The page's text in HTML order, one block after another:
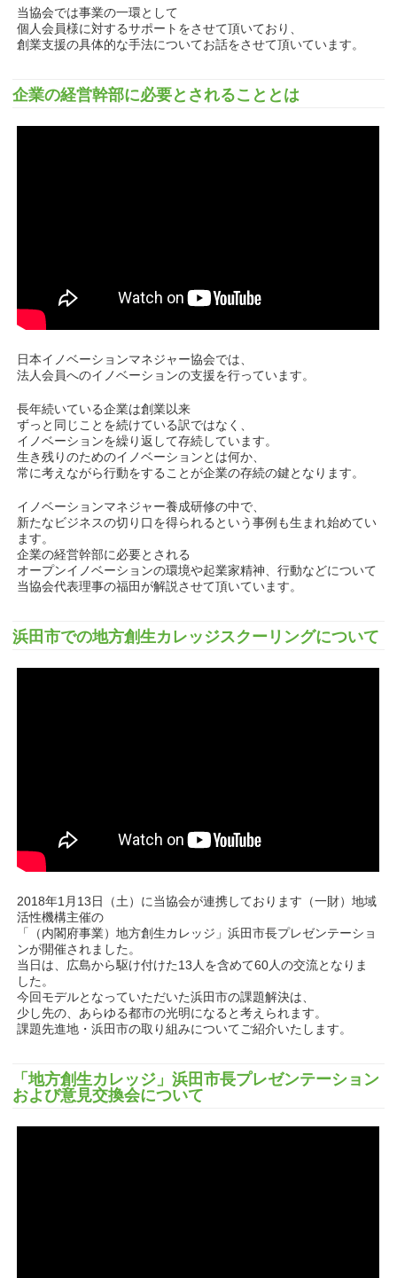
当協会では事業の一環として
個人会員様に対するサポートをさせて頂いており、
創業支援の具体的な手法についてお話をさせて頂いています。
企業の経営幹部に必要とされることとは
日本イノベーションマネジャー協会では、
法人会員へのイノベーションの支援を行っています。
長年続いている企業は創業以来
ずっと同じことを続けている訳ではなく、
イノベーションを繰り返して存続しています。
生き残りのためのイノベーションとは何か、
常に考えながら行動をすることが企業の存続の鍵となります。
イノベーションマネジャー養成研修の中で、
新たなビジネスの切り口を得られるという事例も生まれ始めてい
ます。
企業の経営幹部に必要とされる
オープンイノベーションの環境や起業家精神、行動などについて
当協会代表理事の福田が解説させて頂いています。
浜田市での地方創生カレッジスクーリングについて
2018年1月13日（土）に当協会が連携しております（一財）地域
活性機構主催の
「（内閣府事業）地方創生カレッジ」浜田市長プレゼンテーショ
ンが開催されました。
当日は、広島から駆け付けた13人を含めて60人の交流となりま
した。
今回モデルとなっていただいた浜田市の課題解決は、
少し先の、あらゆる都市の光明になると考えられます。
課題先進地・浜田市の取り組みについてご紹介いたします。
「地方創生カレッジ」浜田市長プレゼンテーション
および意見交換会について